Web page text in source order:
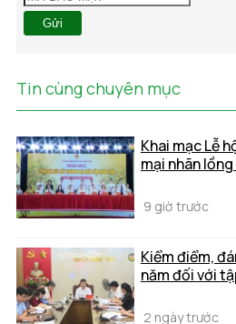
Gửi
Tin cùng chuyên mục
Khai mạc Lễ
mại nhãn
9 giờ trước
Kiểm điểm,
năm đối với
2 ngày trước